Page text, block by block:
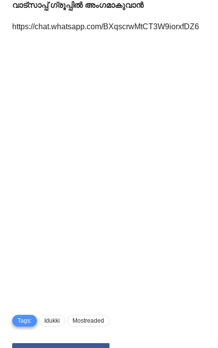
വാട്‌സാപ്പ് ഗ്രൂപ്പിൽ അംഗമാകുവാൻ
https://chat.whatsapp.com/BXqscrwMtCT3W9iorxfDZ6
Tags: Idukki Mostreaded